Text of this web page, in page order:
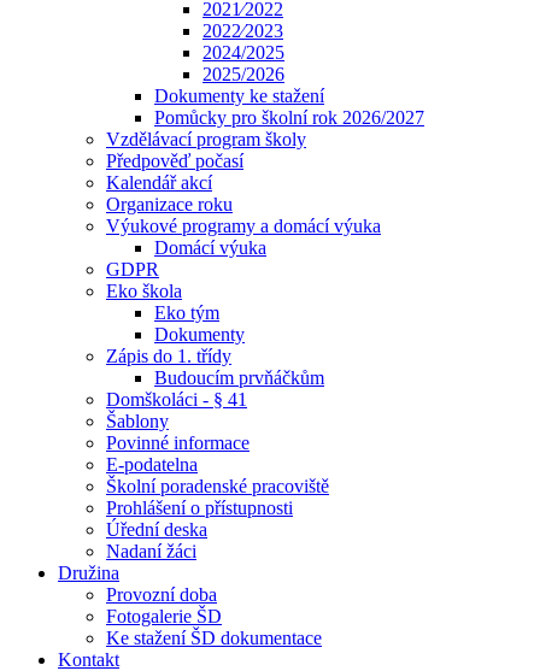
2021⁄2022
2022⁄2023
2024/2025
2025/2026
Dokumenty ke stažení
Pomůcky pro školní rok 2026/2027
Vzdělávací program školy
Předpověď počasí
Kalendář akcí
Organizace roku
Výukové programy a domácí výuka
Domácí výuka
GDPR
Eko škola
Eko tým
Dokumenty
Zápis do 1. třídy
Budoucím prvňáčkům
Domškoláci - § 41
Šablony
Povinné informace
E-podatelna
Školní poradenské pracoviště
Prohlášení o přístupnosti
Úřední deska
Nadaní žáci
Družina
Provozní doba
Fotogalerie ŠD
Ke stažení ŠD dokumentace
Kontakt